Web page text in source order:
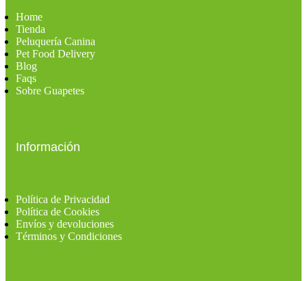
Home
Tienda
Peluquería Canina
Pet Food Delivery
Blog
Faqs
Sobre Guapetes
Información
Política de Privacidad
Política de Cookies
Envíos y devoluciones
Términos y Condiciones